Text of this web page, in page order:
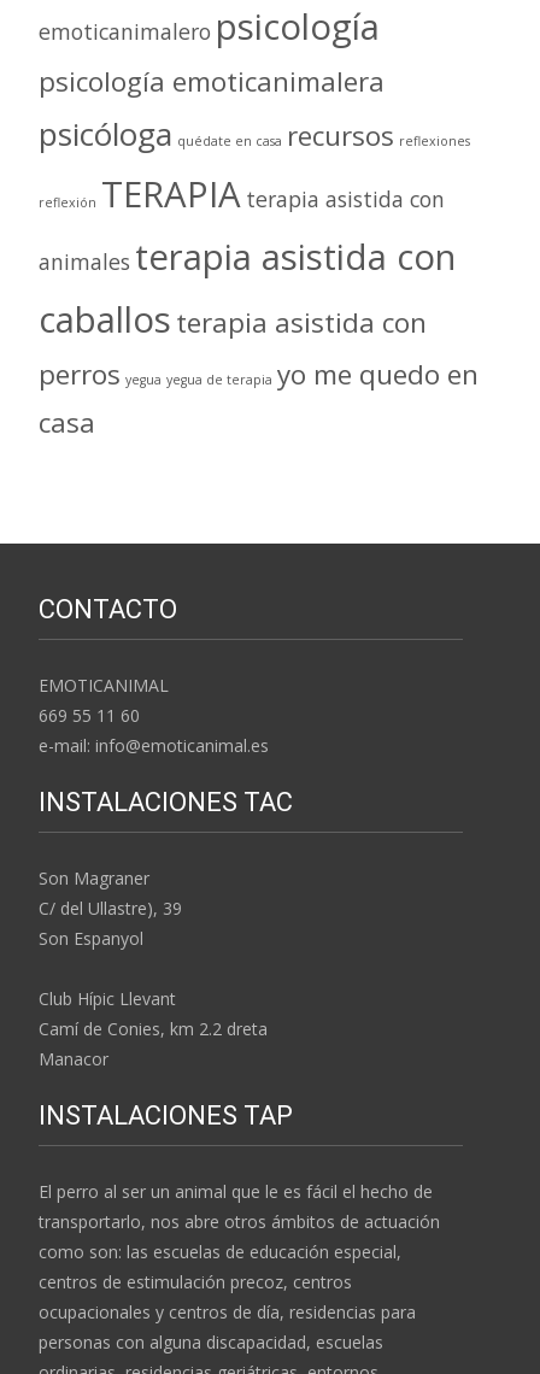
emoticanimalero psicología
psicología emoticanimalera
psicóloga quédate en casa recursos reflexiones
reflexión TERAPIA terapia asistida con
animales terapia asistida con
caballosterapia asistida con
perros yegua yegua de terapia yo me quedo en
casa
CONTACTO
EMOTICANIMAL
669 55 11 60
e-mail: info@emoticanimal.es
INSTALACIONES TAC
Son Magraner
C/ del Ullastre), 39
Son Espanyol
Club Hípic Llevant
Camí de Conies, km 2.2 dreta
Manacor
INSTALACIONES TAP
El perro al ser un animal que le es fácil el hecho de
transportarlo, nos abre otros ámbitos de actuación
como son: las escuelas de educación especial,
centros de estimulación precoz, centros
ocupacionales y centros de día, residencias para
personas con alguna discapacidad, escuelas